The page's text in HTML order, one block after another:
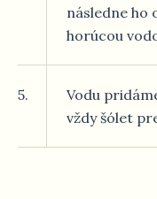
následne ho
horúcou
5.
Vodu
vždy šólet